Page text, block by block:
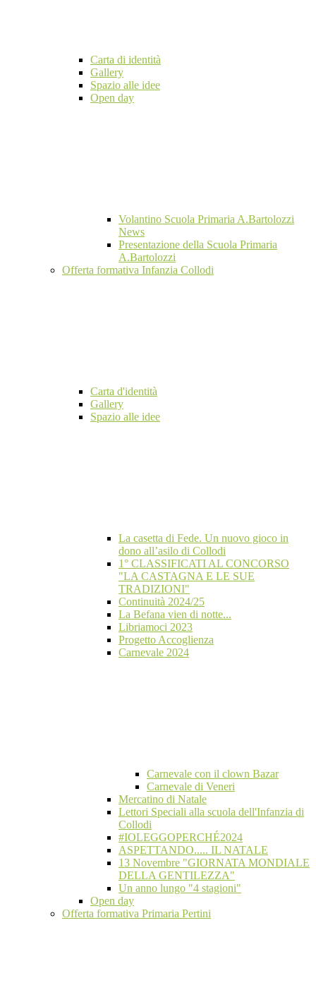
Carta di identità
Gallery
Spazio alle idee
Open day
Volantino Scuola Primaria A.Bartolozzi
News
Presentazione della Scuola Primaria
A.Bartolozzi
Offerta formativa Infanzia Collodi
Carta d'identità
Gallery
Spazio alle idee
La casetta di Fede. Un nuovo gioco in
dono all’asilo di Collodi
1° CLASSIFICATI AL CONCORSO
"LA CASTAGNA E LE SUE
TRADIZIONI"
Continuità 2024/25
La Befana vien di notte...
Libriamoci 2023
Progetto Accoglienza
Carnevale 2024
Carnevale con il clown Bazar
Carnevale di Veneri
Mercatino di Natale
Lettori Speciali alla scuola dell'Infanzia di
Collodi
#IOLEGGOPERCHÉ2024
ASPETTANDO..... IL NATALE
13 Novembre "GIORNATA MONDIALE
DELLA GENTILEZZA"
Un anno lungo "4 stagioni"
Open day
Offerta formativa Primaria Pertini